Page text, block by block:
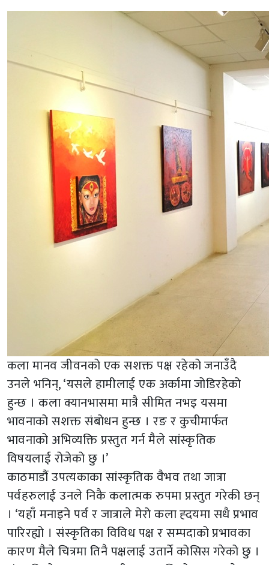
कला मानव जीवनको एक सशक्त पक्ष रहेको जनाउँदै
उनले भनिन्, ‘यसले हामीलाई एक अर्कामा जोडिरहेको
हुन्छ । कला क्यानभासमा मात्रै सीमित नभइ यसमा
भावनाको सशक्त संबोधन हुन्छ । रङ र कुचीमार्फत
भावनाको अभिव्यक्ति प्रस्तुत गर्न मैले सांस्कृतिक
विषयलाई रोजेको छु ।’
काठमाडौं उपत्यकाका सांस्कृतिक वैभव तथा जात्रा
पर्वहरुलाई उनले निकै कलात्मक रुपमा प्रस्तुत गरेकी छन्
। ‘यहाँ मनाइने पर्व र जात्राले मेरो कला ह्दयमा सधै प्रभाव
पारिरह्यो । संस्कृतिका विविध पक्ष र सम्पदाको प्रभावका
कारण मैले चित्रमा तिनै पक्षलाई उतार्ने कोसिस गरेको छु ।